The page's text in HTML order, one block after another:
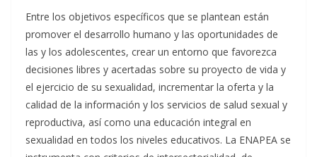
Entre los objetivos específicos que se plantean están
promover el desarrollo humano y las oportunidades de
las y los adolescentes, crear un entorno que favorezca
decisiones libres y acertadas sobre su proyecto de vida y
el ejercicio de su sexualidad, incrementar la oferta y la
calidad de la información y los servicios de salud sexual y
reproductiva, así como una educación integral en
sexualidad en todos los niveles educativos. La ENAPEA se